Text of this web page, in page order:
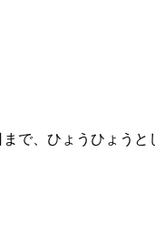
で、ひょうひょうと